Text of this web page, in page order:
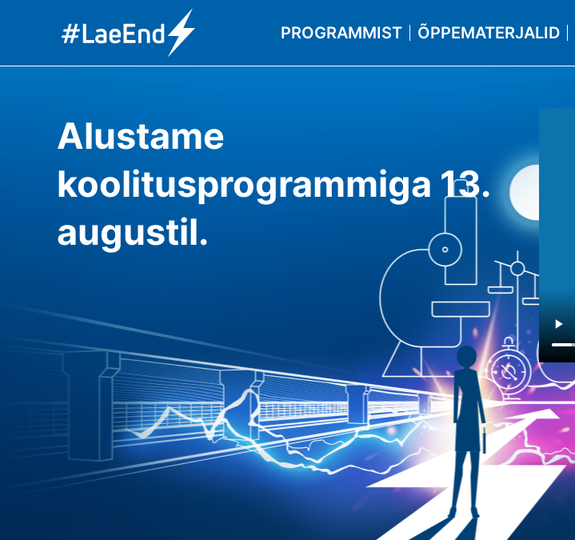
PROGRAMMIST ÕPPEMATERJALID
Alustame
koolitusprogrammiga 13.
augustil.